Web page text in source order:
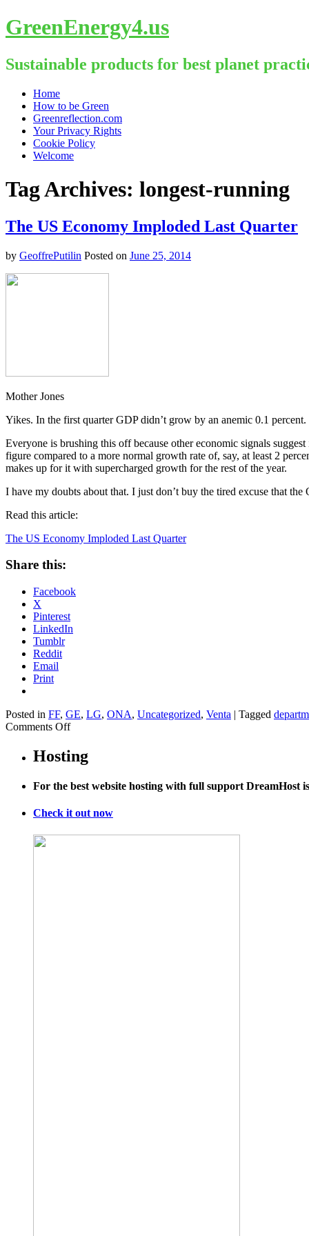
GreenEnergy4.us
Sustainable products for best planet
Skip
content
Home
How to be Green
Greenreflection.com
Your Privacy Rights
Cookie Policy
Welcome
Tag Archives: longest-running
The US Economy Imploded Last Quarter
by GeoffrePutilin Posted on June 25, 2014
Mother Jones
Yikes. In the first quarter GDP didn’t grow by an anemic 0.1
Everyone is brushing this off because other economic signals
figure compared to a more normal growth rate of, say, at least 2
makes up for it with supercharged growth for the rest of the year.
I have my doubts about that. I just don’t buy the tired excuse that
Read this article:
The US Economy Imploded Last Quarter
Share this:
Facebook
X
Pinterest
LinkedIn
Tumblr
Reddit
Email
Print
Posted in FF, GE, LG, ONA, Uncategorized, Venta | Tagged
Comments Offon
US
Economy
Last
Hosting
For the best website hosting with full support DreamHost
Check it out now